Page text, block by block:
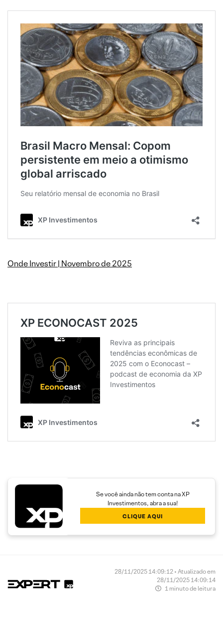
Onde Investir | Novembro de 2025
Se você ainda não tem conta na XP
Investimentos, abra a sua!
CLIQUE AQUI
28/11/2025 14:09:12 • Atualizado em
28/11/2025 14:09:14
1 minuto de leitura